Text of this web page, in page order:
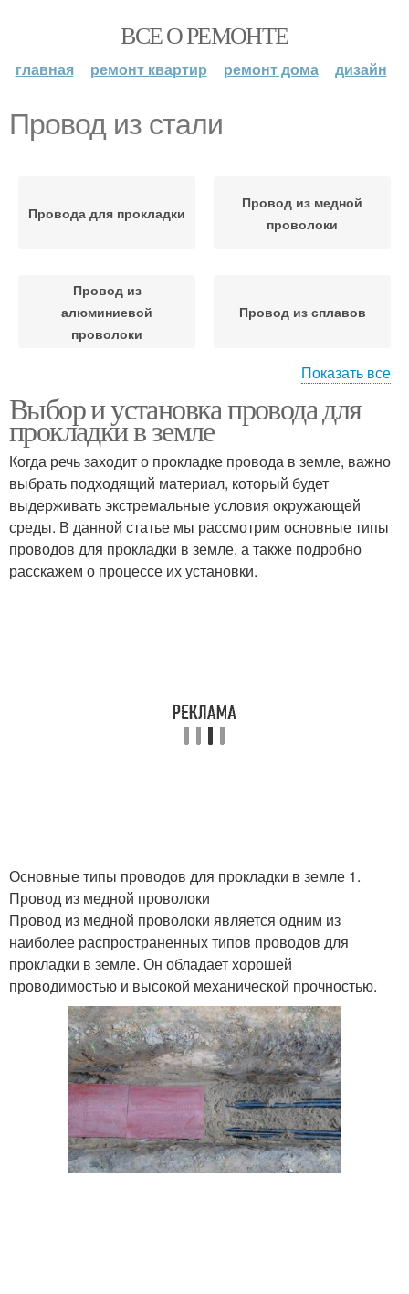
ВСЕ О РЕМОНТЕ
главная ремонт квартир ремонт дома дизайн
Провод из стали
Провода для прокладки
Провод из медной
проволоки
Провод из
алюминиевой
проволоки
Провод из сплавов
Провода в земле
Показать все
Выбор и установка провода для
прокладки в земле
Когда речь заходит о прокладке провода в земле, важно
выбрать подходящий материал, который будет
выдерживать экстремальные условия окружающей
среды. В данной статье мы рассмотрим основные типы
проводов для прокладки в земле, а также подробно
расскажем о процессе их установки.
Основные типы проводов для прокладки в земле 1.
Провод из медной проволоки
Провод из медной проволоки является одним из
наиболее распространенных типов проводов для
прокладки в земле. Он обладает хорошей
проводимостью и высокой механической прочностью.